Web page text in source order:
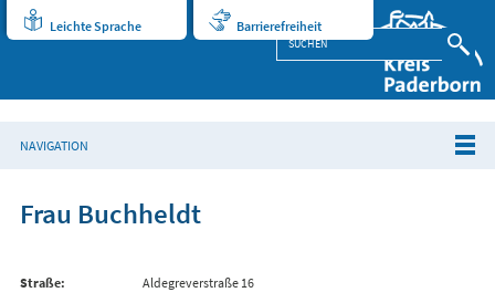
Leichte Sprache Barrierefreiheit
NAVIGATION
Frau Buchheldt
Straße
Aldegreverstraße 16